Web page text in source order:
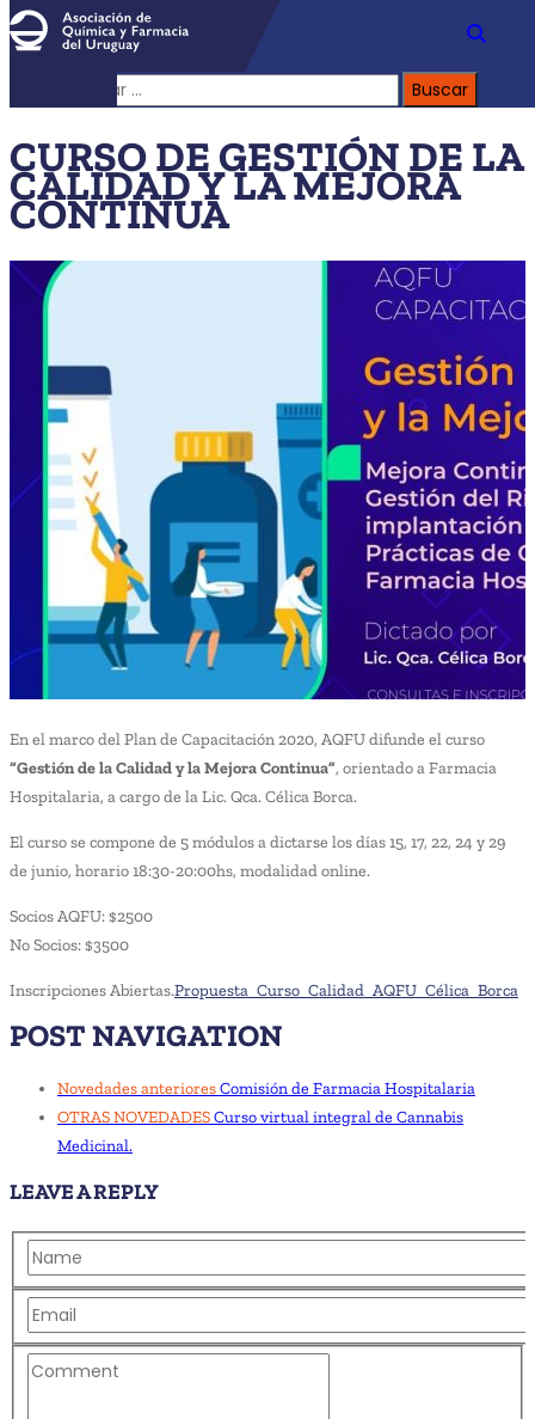
CURSO DE GESTIÓN DE LA
CALIDAD Y LA MEJORA
CONTINUA
En el marco del Plan de Capacitación 2020, AQFU difunde el curso
“Gestión de la Calidad y la Mejora Continua”, orientado a Farmacia
Hospitalaria, a cargo de la Lic. Qca. Célica Borca.
El curso se compone de 5 módulos a dictarse los días 15, 17, 22, 24 y 29
de junio, horario 18:30-20:00hs, modalidad online.
Socios AQFU: $2500
No Socios: $3500
Inscripciones Abiertas.Propuesta_Curso_Calidad_AQFU_Célica_Borca
POST NAVIGATION
Novedades anterioresComisión de Farmacia Hospitalaria
OTRAS NOVEDADESCurso virtual integral de Cannabis
Medicinal.
LEAVE A REPLY